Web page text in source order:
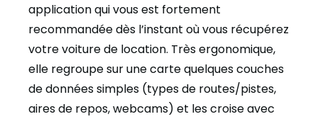
application qui vous est fortement
recommandée dès l’instant où vous récupérez
votre voiture de location. Très ergonomique,
elle regroupe sur une carte quelques couches
de données simples (types de routes/pistes,
aires de repos, webcams) et les croise avec